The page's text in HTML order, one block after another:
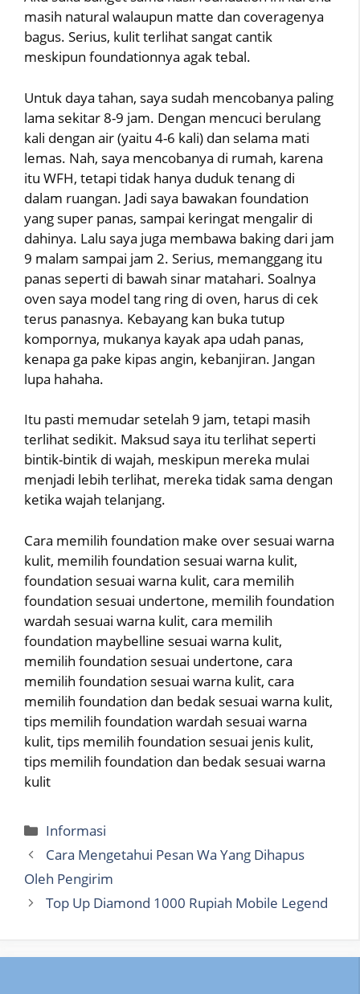
masih natural walaupun matte dan coveragenya
bagus. Serius, kulit terlihat sangat cantik
meskipun foundationnya agak tebal.
Untuk daya tahan, saya sudah mencobanya paling
lama sekitar 8-9 jam. Dengan mencuci berulang
kali dengan air (yaitu 4-6 kali) dan selama mati
lemas. Nah, saya mencobanya di rumah, karena
itu WFH, tetapi tidak hanya duduk tenang di
dalam ruangan. Jadi saya bawakan foundation
yang super panas, sampai keringat mengalir di
dahinya. Lalu saya juga membawa baking dari jam
9 malam sampai jam 2. Serius, memanggang itu
panas seperti di bawah sinar matahari. Soalnya
oven saya model tang ring di oven, harus di cek
terus panasnya. Kebayang kan buka tutup
kompornya, mukanya kayak apa udah panas,
kenapa ga pake kipas angin, kebanjiran. Jangan
lupa hahaha.
Itu pasti memudar setelah 9 jam, tetapi masih
terlihat sedikit. Maksud saya itu terlihat seperti
bintik-bintik di wajah, meskipun mereka mulai
menjadi lebih terlihat, mereka tidak sama dengan
ketika wajah telanjang.
Cara memilih foundation make over sesuai warna
kulit, memilih foundation sesuai warna kulit,
foundation sesuai warna kulit, cara memilih
foundation sesuai undertone, memilih foundation
wardah sesuai warna kulit, cara memilih
foundation maybelline sesuai warna kulit,
memilih foundation sesuai undertone, cara
memilih foundation sesuai warna kulit, cara
memilih foundation dan bedak sesuai warna kulit,
tips memilih foundation wardah sesuai warna
kulit, tips memilih foundation sesuai jenis kulit,
tips memilih foundation dan bedak sesuai warna
kulit
Categories
Informasi
Cara Mengetahui Pesan Wa Yang Dihapus
Oleh Pengirim
Top Up Diamond 1000 Rupiah Mobile Legend